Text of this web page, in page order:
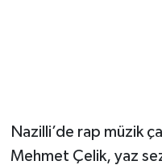
Nazilli’de rap müzik
Mehmet Çelik, yaz